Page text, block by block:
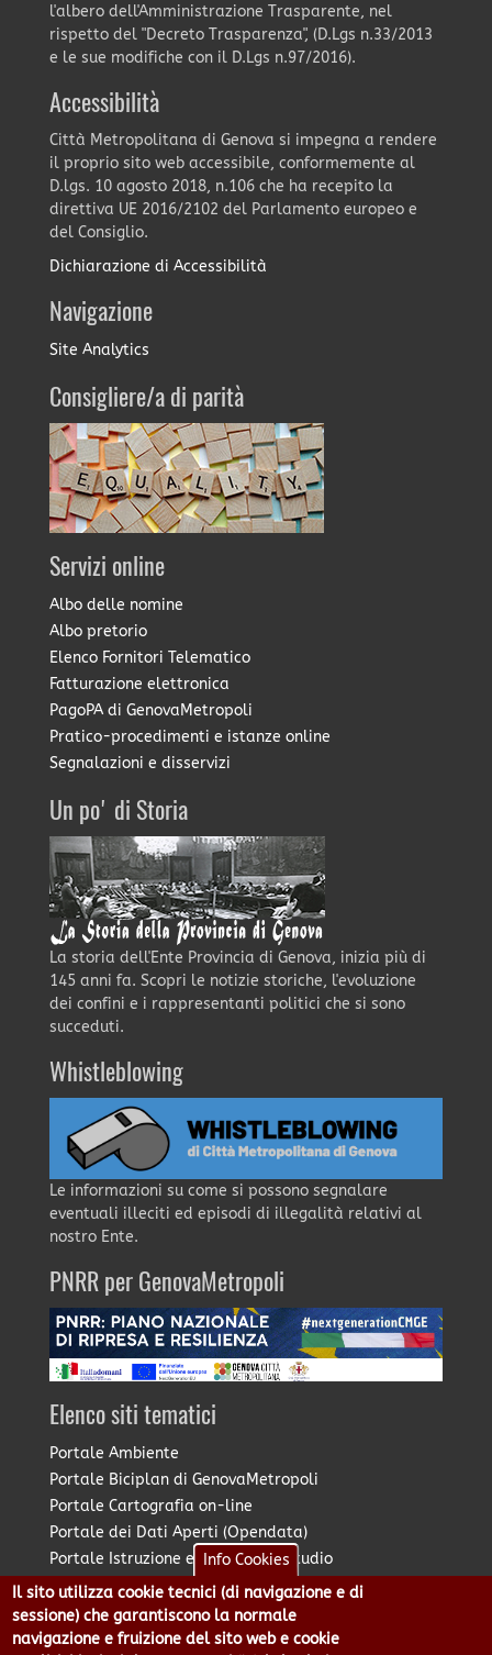
l'albero dell'Amministrazione Trasparente, nel
rispetto del "Decreto Trasparenza", (D.Lgs n.33/2013
e le sue modifiche con il D.Lgs n.97/2016).
Accessibilità
Città Metropolitana di Genova si impegna a rendere
il proprio sito web accessibile, conformemente al
D.lgs. 10 agosto 2018, n.106 che ha recepito la
direttiva UE 2016/2102 del Parlamento europeo e
del Consiglio.
Dichiarazione di Accessibilità
Navigazione
Site Analytics
Consigliere/a di parità
Servizi online
Albo delle nomine
Albo pretorio
Elenco Fornitori Telematico
Fatturazione elettronica
PagoPA di GenovaMetropoli
Pratico-procedimenti e istanze online
Segnalazioni e disservizi
Un po' di Storia
La storia dell'Ente Provincia di Genova, inizia più di
145 anni fa. Scopri le notizie storiche, l'evoluzione
dei confini e i rappresentanti politici che si sono
succeduti.
Whistleblowing
Le informazioni su come si possono segnalare
eventuali illeciti ed episodi di illegalità relativi al
nostro Ente.
PNRR per GenovaMetropoli
Elenco siti tematici
Portale Ambiente
Portale Biciplan di GenovaMetropoli
Portale Cartografia on-line
Portale dei Dati Aperti (Opendata)
Portale Istruzione e Diritto allo Studio
Portale Marketing Territoriale
Portale Piano Strategico Metropolitano
Portale PUMS di GenovaMetropoli
Info Cookies
Il sito utilizza cookie tecnici (di navigazione e di
sessione) che garantiscono la normale
navigazione e fruizione del sito web e cookie